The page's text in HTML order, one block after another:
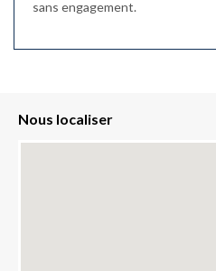
sans engagement.
Nous localiser